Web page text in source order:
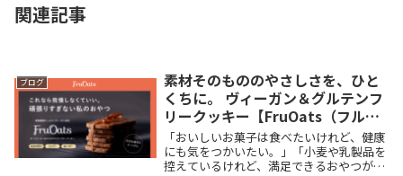
関連記事
ブログ
素材そのもののやさしさを、ひと
くちに。 ヴィーガン＆グルテンフ
リークッキー【FruOats（フルオ
ーツ）】で、心も身体も満たされ
るおやつ時間へ。
「おいしいお菓子は食べたいけれど、健康
にも気をつかいたい。」「小麦や乳製品を
控えているけれど、満足できるおやつが少